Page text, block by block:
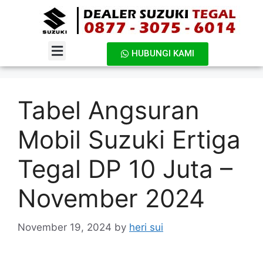
HUBUNGI KAMI
Tabel Angsuran
Mobil Suzuki Ertiga
Tegal DP 10 Juta –
November 2024
November 19, 2024 by heri sui